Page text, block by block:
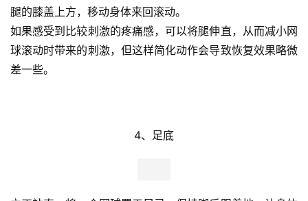
腿的膝盖上方，移动身体来回滚动。
如果感受到比较刺激的疼痛感，可以将腿伸直，从而减小网
球滚动时带来的刺激，但这样简化动作会导致恢复效果略微
差一些。
4、足底